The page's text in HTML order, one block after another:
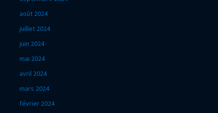
août 2024
juillet 2024
juin 2024
mai 2024
avril 2024
mars 2024
février 2024